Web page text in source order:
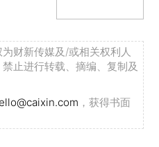
财新传媒及/或相关权利人
止进行转载、摘编、复制及
，获得书面